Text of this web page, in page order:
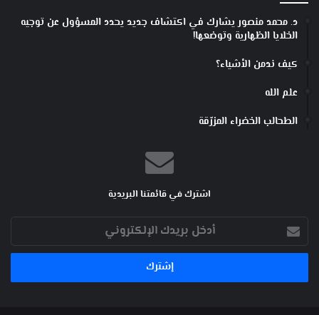
د. محمد منصور يشارك في اكتشاف جديد يحدد المسؤول عن توجيه
الخلايا الظهارية وتوضعها!
كيف ندمن الأشياء؟
علم الله
الطحالب الخضراء المزرّقة
اشترك في قائمتنا البريدية
أدخل
بريدك
الإلكتروني